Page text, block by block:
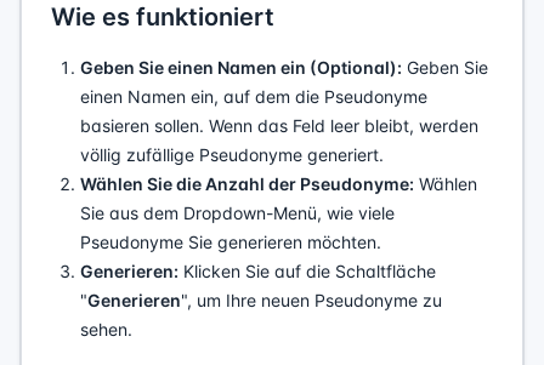
Wie es funktioniert
Geben Sie einen Namen ein (Optional): Geben Sie
einen Namen ein, auf dem die Pseudonyme
basieren sollen. Wenn das Feld leer bleibt, werden
völlig zufällige Pseudonyme generiert.
Wählen Sie die Anzahl der Pseudonyme: Wählen
Sie aus dem Dropdown-Menü, wie viele
Pseudonyme Sie generieren möchten.
Generieren: Klicken Sie auf die Schaltfläche
"Generieren", um Ihre neuen Pseudonyme zu
sehen.